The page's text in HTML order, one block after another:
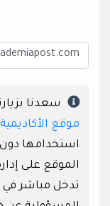
سعدنا
موقع
استخدامها دون
الموقع على
تدخل مباشر في